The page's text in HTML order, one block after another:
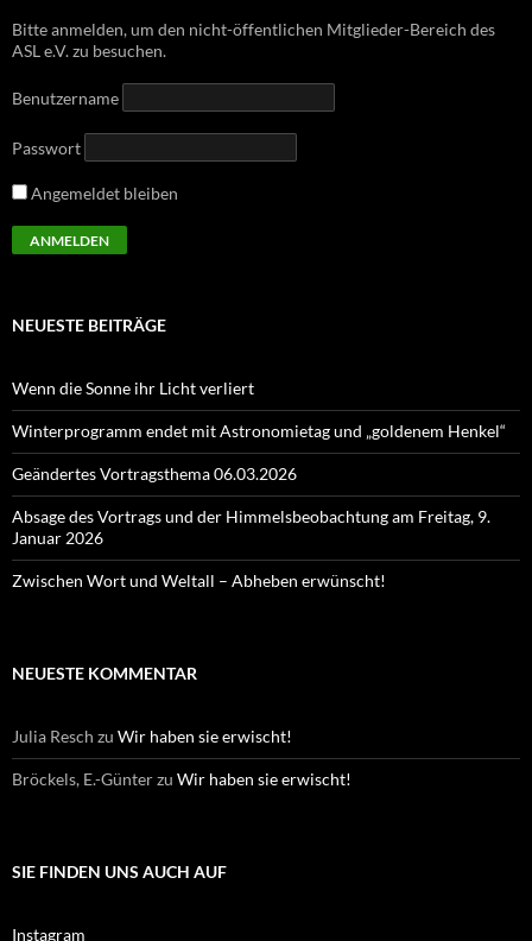
Bitte anmelden, um den nicht-öffentlichen Mitglieder-Bereich des
ASL e.V. zu besuchen.
Benutzername
Passwort
Angemeldet bleiben
NEUESTE BEITRÄGE
Wenn die Sonne ihr Licht verliert
Winterprogramm endet mit Astronomietag und „goldenem Henkel“
Geändertes Vortragsthema 06.03.2026
Absage des Vortrags und der Himmelsbeobachtung am Freitag, 9.
Januar 2026
Zwischen Wort und Weltall – Abheben erwünscht!
NEUESTE KOMMENTAR
Julia Resch zu Wir haben sie erwischt!
Bröckels, E.-Günterzu Wir haben sie erwischt!
SIE FINDEN UNS AUCH AUF
Instagram